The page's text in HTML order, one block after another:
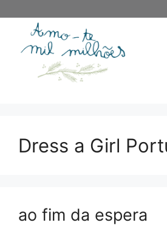
conteúdo
Dress a Girl
ao fim da espera